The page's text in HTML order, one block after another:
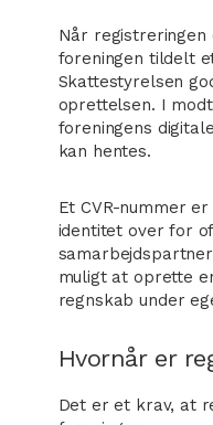
Når
foreningen tildelt
Skattestyrelsen
oprettelsen. I
foreningens
kan hentes.
Et CVR-nummer
identitet over for
muligt at oprette
regnskab under
Hvornår er
Det er et krav, at